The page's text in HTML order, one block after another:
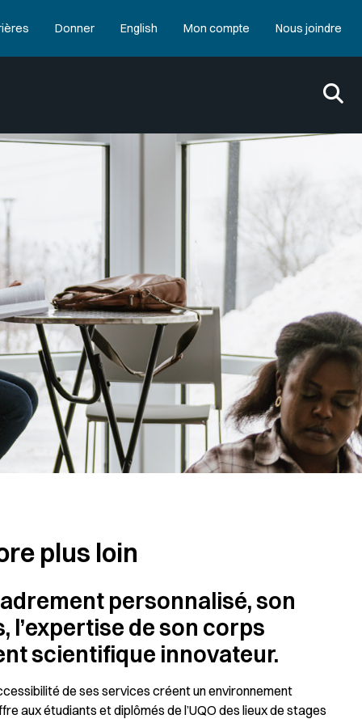
Donner English Mon compte Nous joindre
plus loin
personnalisé, son
de son corps
scientifique innovateur.
de ses services créent un environnement
aux étudiants et diplômés de l’UQO des lieux de stages